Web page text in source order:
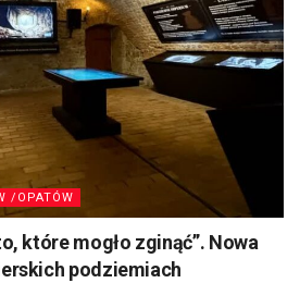
/OPATÓW
które mogło zginąć”. Nowa
podziemiach